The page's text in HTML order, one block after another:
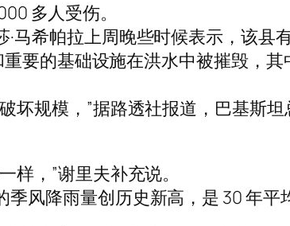
多人受伤。
马希帕拉上周晚些时候表示，该县
要的基础设施在洪水中被摧毁，
坏规模，”据路透社报道，巴基斯
样，”谢里夫补充说。
风降雨量创历史新高，是 30 年平